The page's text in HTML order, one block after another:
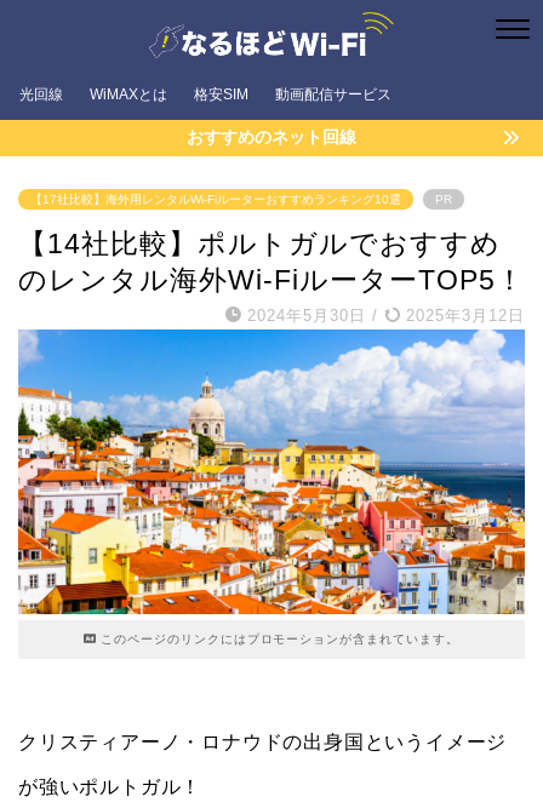
光回線 WiMAXとは 格安SIM 動画配信サービス
おすすめのネット回線
【17社比較】海外用レンタルWi-Fiルーターおすすめランキング10選 PR
【14社比較】ポルトガルでおすすめ
のレンタル海外Wi-FiルーターTOP5！
2024年5月30日 / 2025年3月12日
このページのリンクにはプロモーションが含まれています。
クリスティアーノ・ロナウドの出身国というイメージ
が強いポルトガル！